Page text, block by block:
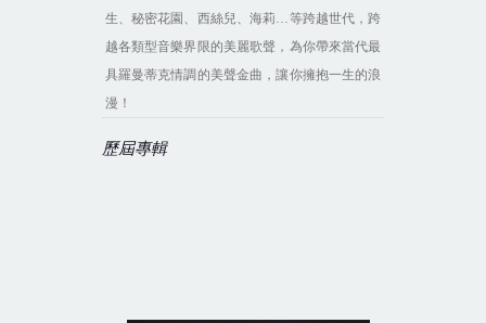
生、秘密花園、西絲兒、海莉…等跨越世代，跨
越各類型音樂界限的美麗歌聲，為你帶來當代最
具羅曼蒂克情調的美聲金曲，讓你擁抱一生的浪
漫！
歷屆專輯